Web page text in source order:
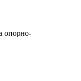
опорно-